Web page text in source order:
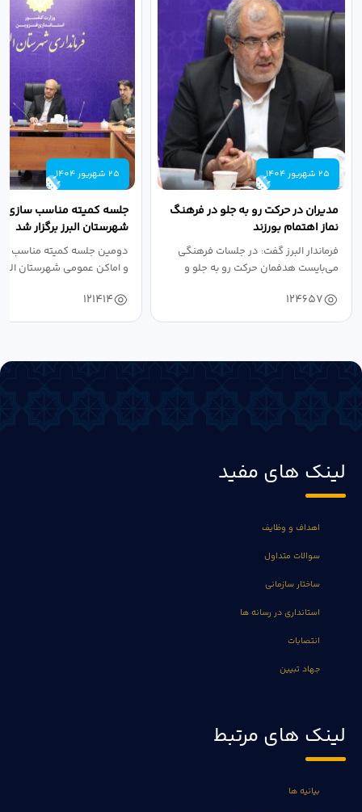
25 شهریور 1404
مدیران در حرکت رو به جلو در فرهنگ
نماز اهتمام بورزند
فرماندار البرز گفت: در جلسات فرهنگی
می‌بایست هدفمان حرکت رو به جلو و
124657
25 شهریور 1404
جلسه کمیته مناسب سازی
شهرستان البرز برگزار شد
دومین جلسه کمیته مناسب
و اماکن عمومی شهرستان
121414
لینک های مفید
اهداف و وظایف
سوالات متداول
ساختار سازمانی
استانداری در رسانه ها
انتصابات
جهاد تبیین
لینک های مرتبط
بیانیه ها